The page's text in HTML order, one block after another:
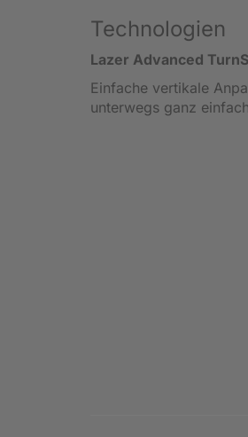
Technologien
Lazer Advanced
Einfache vertikale
unterwegs ganz